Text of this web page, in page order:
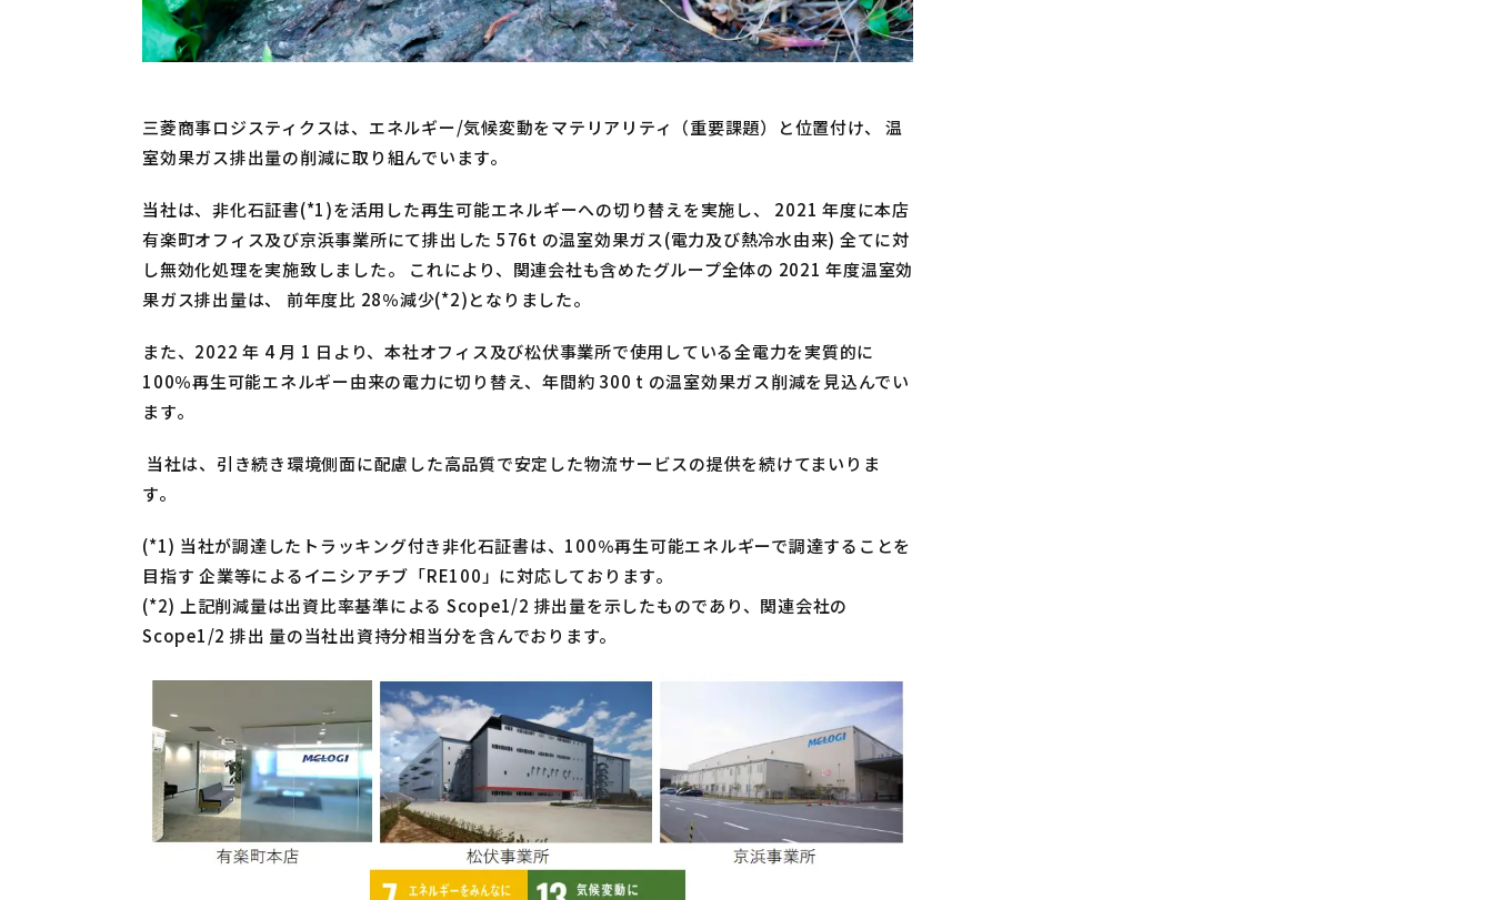
三菱商事ロジスティクスは、エネルギー/気候変動をマテリアリティ（重要課題）と位置付け、 温
室効果ガス排出量の削減に取り組んでいます。
当社は、非化石証書(*1)を活用した再生可能エネルギーへの切り替えを実施し、 2021 年度に本店
有楽町オフィス及び京浜事業所にて排出した 576t の温室効果ガス(電力及び熱冷水由来) 全てに対
し無効化処理を実施致しました。 これにより、関連会社も含めたグループ全体の 2021 年度温室効
果ガス排出量は、 前年度比 28％減少(*2)となりました。
また、2022 年 4 月 1 日より、本社オフィス及び松伏事業所で使用している全電力を実質的に
100％再生可能エネルギー由来の電力に切り替え、年間約 300 t の温室効果ガス削減を見込んでい
ます。
当社は、引き続き環境側面に配慮した高品質で安定した物流サービスの提供を続けてまいりま
す。
(*1) 当社が調達したトラッキング付き非化石証書は、100％再生可能エネルギーで調達することを
目指す 企業等によるイニシアチブ「RE100」に対応しております。
(*2) 上記削減量は出資比率基準による Scope1/2 排出量を示したものであり、関連会社の
Scope1/2 排出 量の当社出資持分相当分を含んでおります。